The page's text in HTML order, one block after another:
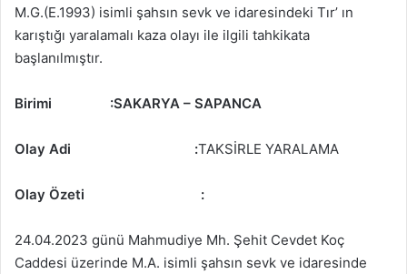
M.G.(E.1993) isimli şahsın sevk ve idaresindeki Tır’ ın
karıştığı yaralamalı kaza olayı ile ilgili tahkikata
başlanılmıştır.
Birimi :SAKARYA – SAPANCA
Olay Adi :TAKSİRLE YARALAMA
Olay Özeti :
24.04.2023 günü Mahmudiye Mh. Şehit Cevdet Koç
Caddesi üzerinde M.A. isimli şahsın sevk ve idaresinde